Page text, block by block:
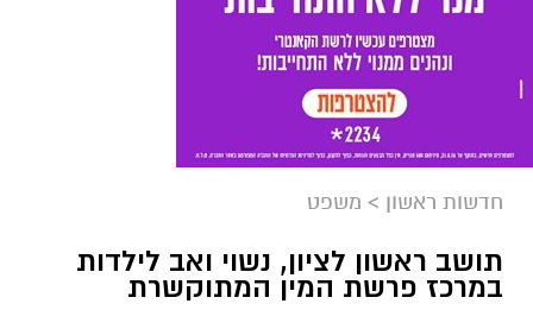
חדשות ראשון > משפט
תושב ראשון לציון, נשוי ואב לילדות
במרכז פרשת המין המתוקשרת